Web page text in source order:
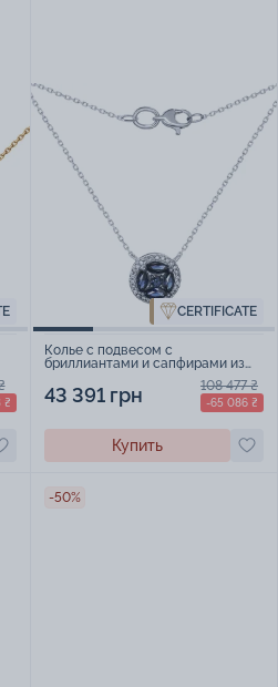
₴
CERTIFICATE
Колье с подвесом с
бриллиантами и сапфирами из
плетении - 1614093
43 391 грн 108 477 ₴
-65 086 ₴
Купить
-50%